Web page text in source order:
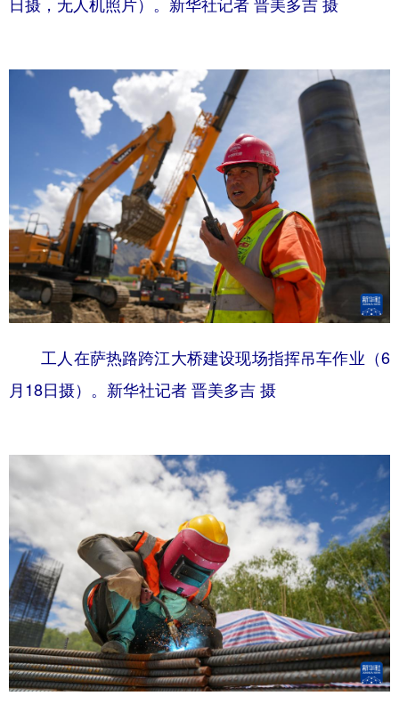
工人在萨热路跨江大桥建设现场指挥吊车作业（6
月18日摄）。新华社记者 晋美多吉 摄